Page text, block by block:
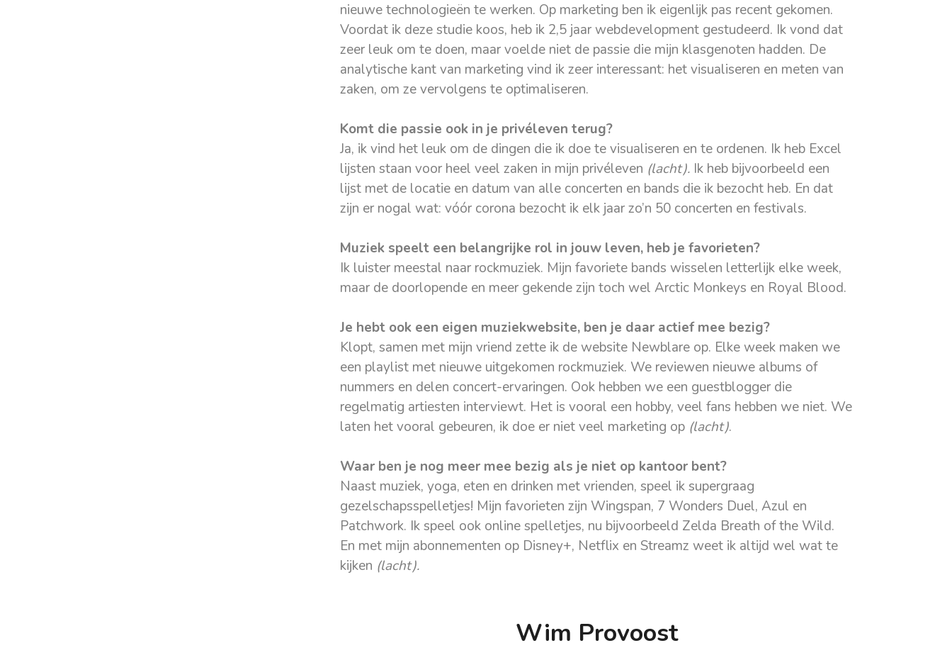
nieuwe technologieën te werken. Op marketing ben ik eigenlijk pas recent gekomen.
Voordat ik deze studie koos, heb ik 2,5 jaar webdevelopment gestudeerd. Ik vond dat
zeer leuk om te doen, maar voelde niet de passie die mijn klasgenoten hadden. De
analytische kant van marketing vind ik zeer interessant: het visualiseren en meten van
zaken, om ze vervolgens te optimaliseren.
Komt die passie ook in je privéleven terug?
Ja, ik vind het leuk om de dingen die ik doe te visualiseren en te ordenen. Ik heb Excel
lijsten staan voor heel veel zaken in mijn privéleven (lacht). Ik heb bijvoorbeeld een
lijst met de locatie en datum van alle concerten en bands die ik bezocht heb. En dat
zijn er nogal wat: vóór corona bezocht ik elk jaar zo’n 50 concerten en festivals.
Muziek speelt een belangrijke rol in jouw leven, heb je favorieten?
Ik luister meestal naar rockmuziek. Mijn favoriete bands wisselen letterlijk elke week,
maar de doorlopende en meer gekende zijn toch wel Arctic Monkeys en Royal Blood.
Je hebt ook een eigen muziekwebsite, ben je daar actief mee bezig?
Klopt, samen met mijn vriend zette ik de website Newblare op. Elke week maken we
een playlist met nieuwe uitgekomen rockmuziek. We reviewen nieuwe albums of
nummers en delen concert-ervaringen. Ook hebben we een guestblogger die
regelmatig artiesten interviewt. Het is vooral een hobby, veel fans hebben we niet. We
laten het vooral gebeuren, ik doe er niet veel marketing op (lacht).
Waar ben je nog meer mee bezig als je niet op kantoor bent?
Naast muziek, yoga, eten en drinken met vrienden, speel ik supergraag
gezelschapsspelletjes! Mijn favorieten zijn Wingspan, 7 Wonders Duel, Azul en
Patchwork. Ik speel ook online spelletjes, nu bijvoorbeeld Zelda Breath of the Wild.
En met mijn abonnementen op Disney+, Netflix en Streamz weet ik altijd wel wat te
kijken (lacht).
Wim Provoost